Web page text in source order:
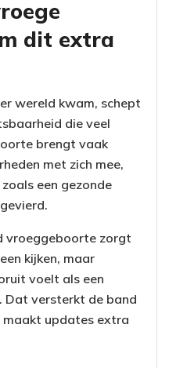
dit extra
wereld kwam, schept
die veel
brengt vaak
met zich mee,
een gezonde
vroeggeboorte zorgt
kijken, maar
voelt als een
Dat versterkt de band
maakt updates extra